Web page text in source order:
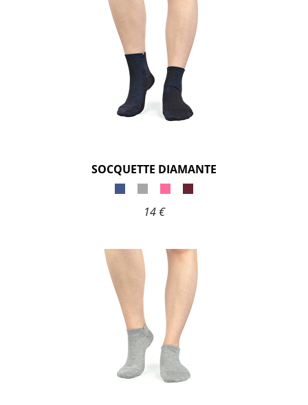
SOCQUETTE DIAMANTE
14 €